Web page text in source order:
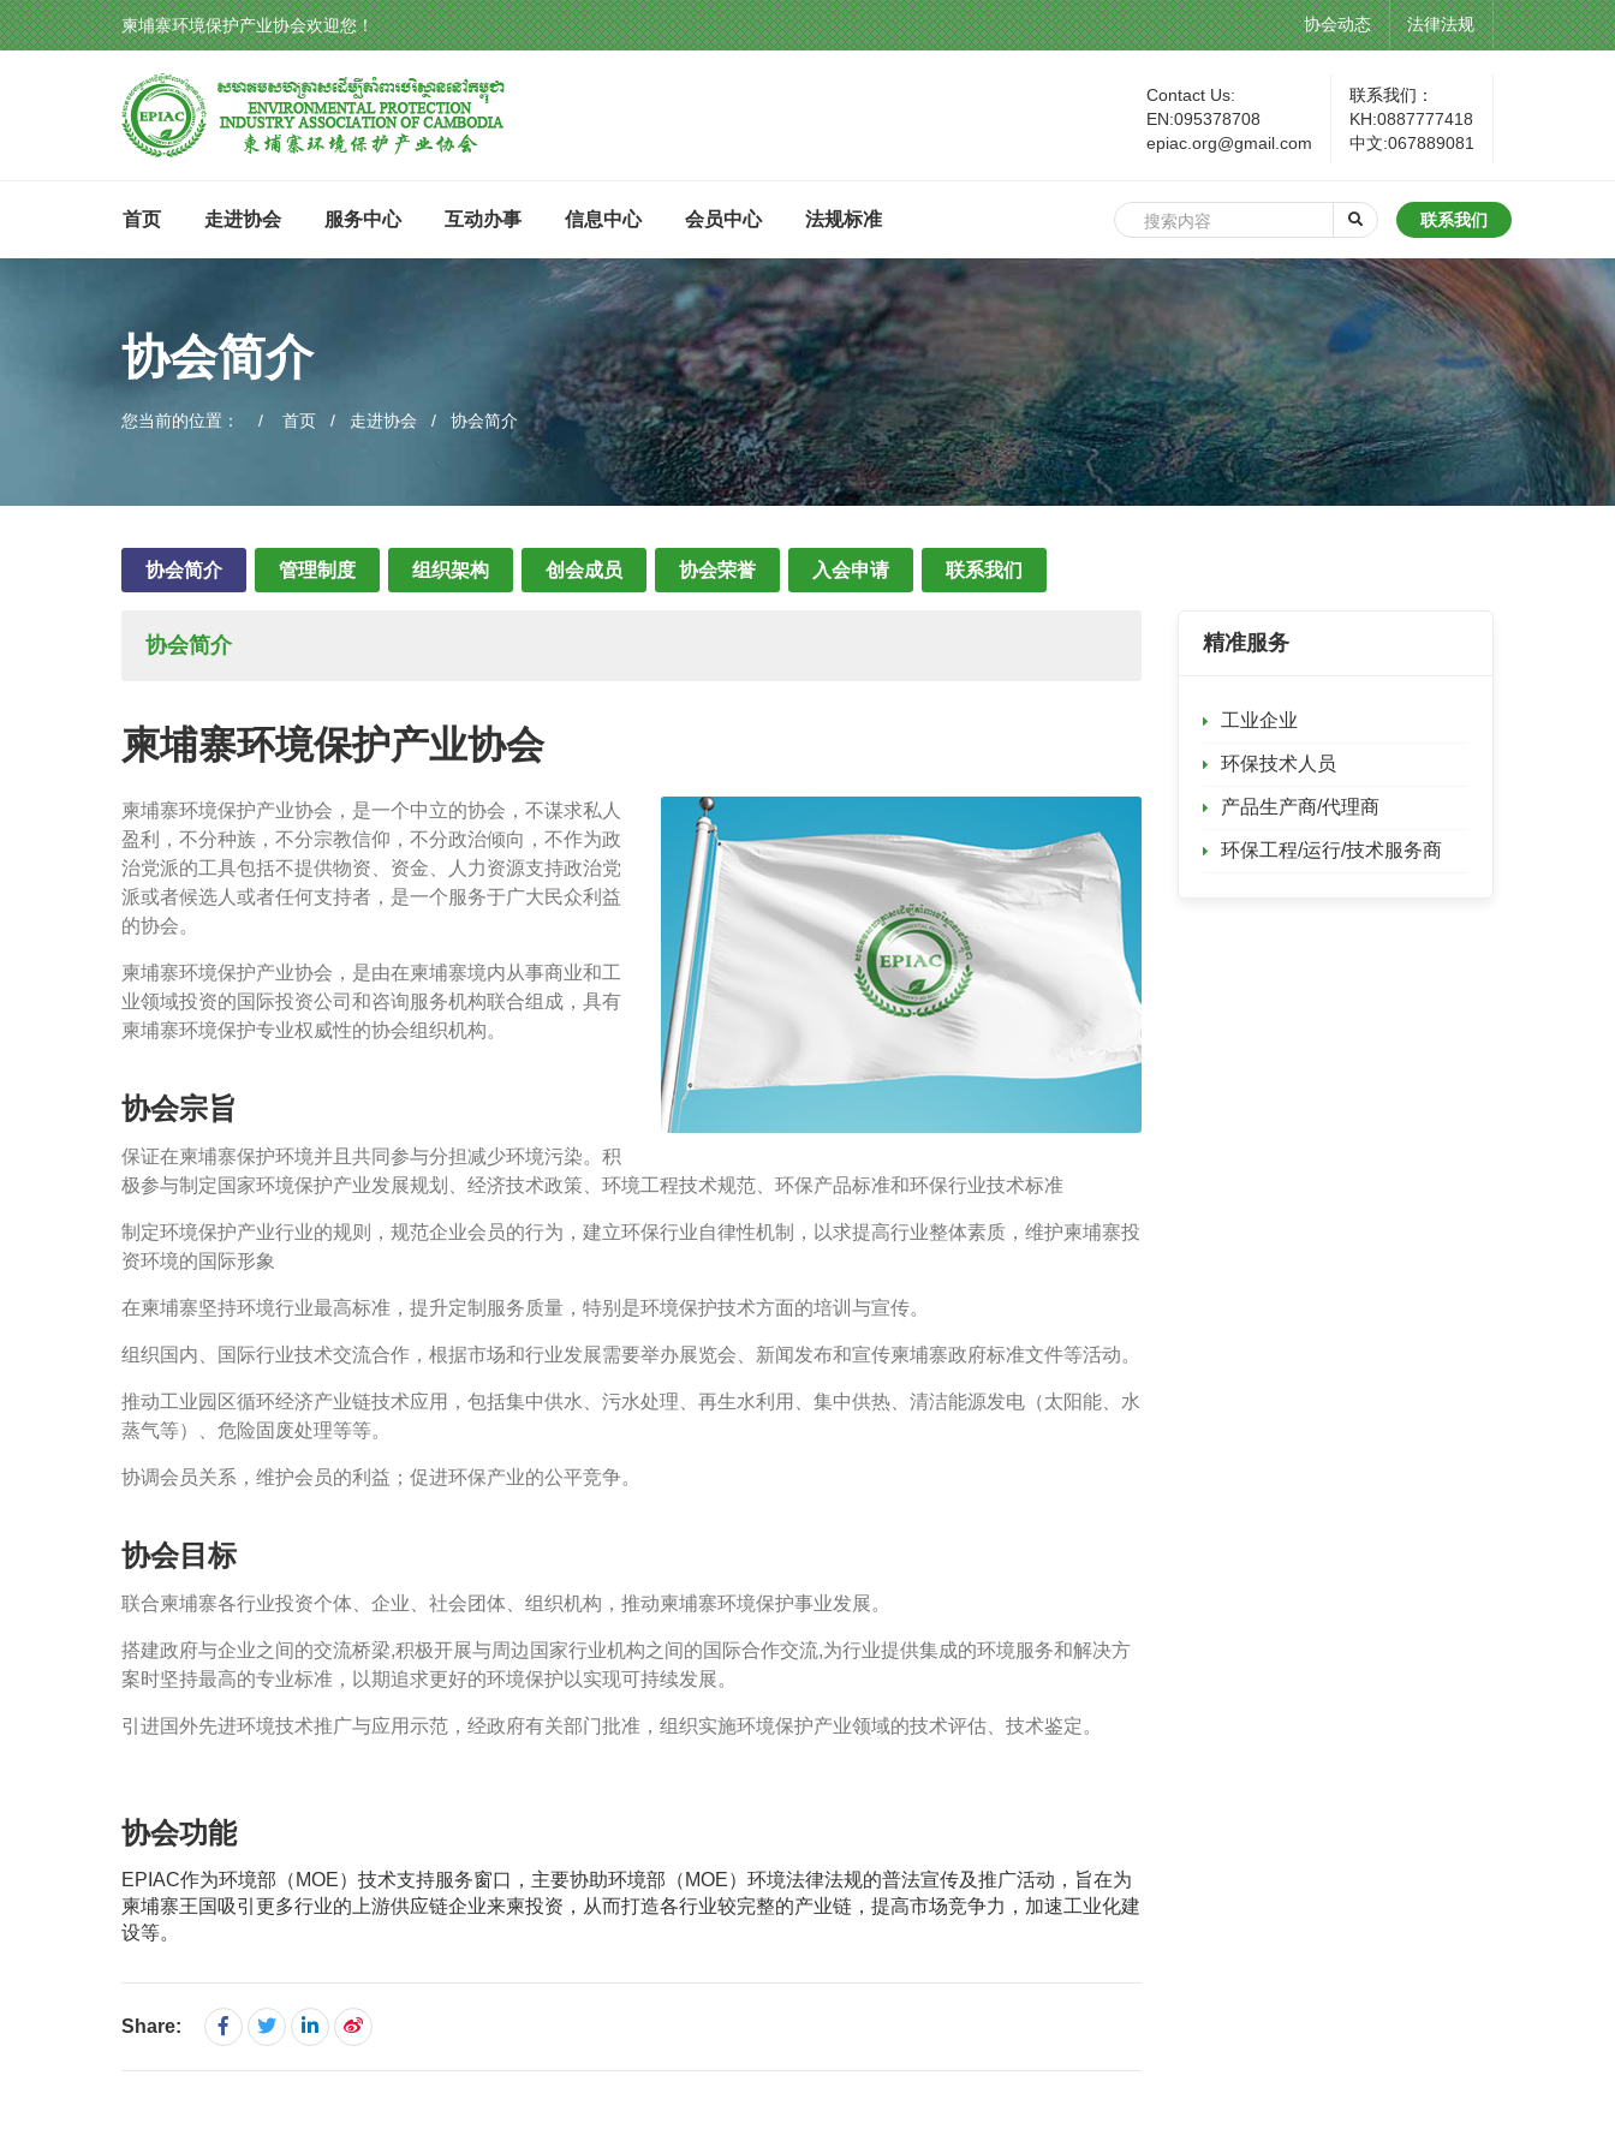
柬埔寨环境保护产业协会欢迎您！ 协会动态 法律法规
Contact Us:
EN:095378708
epiac.org@gmail.com
联系我们：
KH:0887777418
中文:067889081
首页 走进协会 服务中心 互动办事 信息中心 会员中心 法规标准 联系我们
协会简介
您当前的位置： 首页 / 走进协会 / 协会简介
协会简介 管理制度 组织架构 创会成员 协会荣誉 入会申请 联系我们
协会简介
柬埔寨环境保护产业协会
柬埔寨环境保护产业协会，是一个中立的协会，不谋求私人
盈利，不分种族，不分宗教信仰，不分政治倾向，不作为政
治党派的工具包括不提供物资、资金、人力资源支持政治党
派或者候选人或者任何支持者，是一个服务于广大民众利益
的协会。
柬埔寨环境保护产业协会，是由在柬埔寨境内从事商业和工
业领域投资的国际投资公司和咨询服务机构联合组成，具有
柬埔寨环境保护专业权威性的协会组织机构。
协会宗旨
保证在柬埔寨保护环境并且共同参与分担减少环境污染。积
极参与制定国家环境保护产业发展规划、经济技术政策、环境工程技术规范、环保产品标准和环保行业技术标准
制定环境保护产业行业的规则，规范企业会员的行为，建立环保行业自律性机制，以求提高行业整体素质，维护柬埔寨投
资环境的国际形象
在柬埔寨坚持环境行业最高标准，提升定制服务质量，特别是环境保护技术方面的培训与宣传。
组织国内、国际行业技术交流合作，根据市场和行业发展需要举办展览会、新闻发布和宣传柬埔寨政府标准文件等活动。
推动工业园区循环经济产业链技术应用，包括集中供水、污水处理、再生水利用、集中供热、清洁能源发电（太阳能、水
蒸气等）、危险固废处理等等。
协调会员关系，维护会员的利益；促进环保产业的公平竞争。
协会目标
联合柬埔寨各行业投资个体、企业、社会团体、组织机构，推动柬埔寨环境保护事业发展。
搭建政府与企业之间的交流桥梁,积极开展与周边国家行业机构之间的国际合作交流,为行业提供集成的环境服务和解决方
案时坚持最高的专业标准，以期追求更好的环境保护以实现可持续发展。
引进国外先进环境技术推广与应用示范，经政府有关部门批准，组织实施环境保护产业领域的技术评估、技术鉴定。
协会功能
EPIAC作为环境部（MOE）技术支持服务窗口，主要协助环境部（MOE）环境法律法规的普法宣传及推广活动，旨在为
柬埔寨王国吸引更多行业的上游供应链企业来柬投资，从而打造各行业较完整的产业链，提高市场竞争力，加速工业化建
设等。
Share:
精准服务
工业企业
环保技术人员
产品生产商/代理商
环保工程/运行/技术服务商